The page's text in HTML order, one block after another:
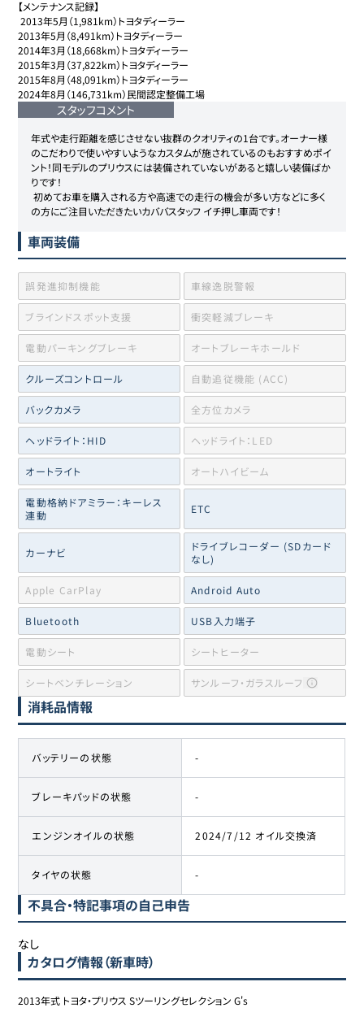
【メンテナンス記録】
2013年5月（1,981km）トヨタディーラー
2013年5月（8,491km）トヨタディーラー
2014年3月（18,668km）トヨタディーラー
2015年3月（37,822km）トヨタディーラー
2015年8月（48,091km）トヨタディーラー
2024年8月（146,731km）民間認定整備工場
スタッフコメント
年式や走行距離を感じさせない抜群のクオリティの1台です。オーナー様
のこだわりで使いやすいようなカスタムが施されているのもおすすめポイ
ント！同モデルのプリウスには装備されていないがあると嬉しい装備ばか
りです！
初めてお車を購入される方や高速での走行の機会が多い方などに多く
の方にご注目いただきたいカババスタッフ イチ押し車両です！
車両装備
誤発進抑制機能 車線逸脱警報
ブラインドスポット支援 衝突軽減ブレーキ
電動パーキングブレーキ オートブレーキホールド
クルーズコントロール 自動追従機能 (ACC)
バックカメラ 全方位カメラ
ヘッドライト：HID ヘッドライト：LED
オートライト オートハイビーム
電動格納ドアミラー：キーレス
連動
ETC
カーナビ
ドライブレコーダー (SDカード
なし)
Apple CarPlay Android Auto
Bluetooth USB入力端子
電動シート シートヒーター
シートベンチレーション サンルーフ・ガラスルーフ
消耗品情報
バッテリーの状態 -
ブレーキパッドの状態 -
エンジンオイルの状態 2024/7/12 オイル交換済
タイヤの状態 -
不具合・特記事項の自己申告
なし
カタログ情報（新車時）
2013年式 トヨタ・プリウス Sツーリングセレクション G's